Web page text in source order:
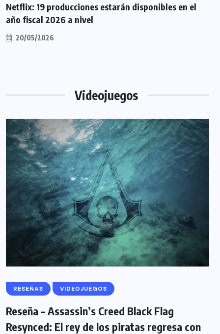
Netflix: 19 producciones estarán disponibles en el
año fiscal 2026 a nivel
20/05/2026
Videojuegos
RESEÑAS VIDEOJUEGOS
Reseña – Assassin’s Creed Black Flag
Resynced: El rey de los piratas regresa con